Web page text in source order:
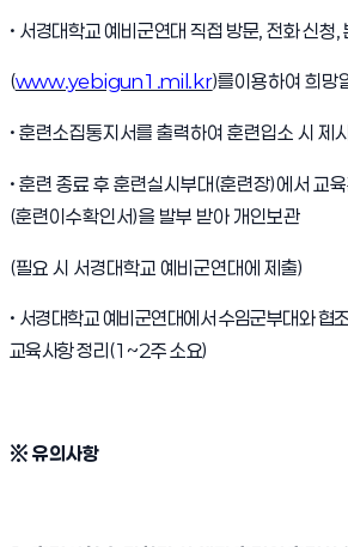
• 서경대학교 예비군연대 직접 방문, 전화 신청,
(www.yebigun1.mil.kr)를이용하여 희망
• 훈련소집통지서를 출력하여 훈련입소 시 제시
• 훈련 종료 후 훈련실시부대(훈련장)에서 교
(훈련이수확인서)을 발부 받아 개인보관
(필요 시 서경대학교 예비군연대에 제출)
• 서경대학교 예비군연대에서 수임군부대와 협
교육사항 정리 (1~2주 소요)
※ 유의사항